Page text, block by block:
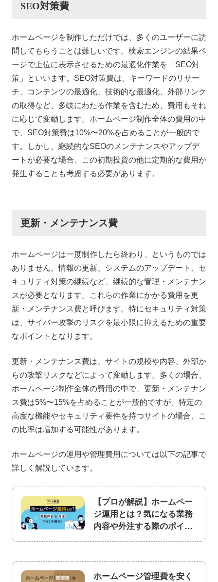
SEO対策費
ホームページを制作しただけでは、多くのユーザーに訪
問してもらうことは難しいです。検索エンジンの結果ペ
ージで上位に表示させるための最適化作業を「SEO対
策」といいます。SEO対策費は、キーワードのリサー
チ、コンテンツの最適化、技術的な最適化、外部リンク
の取得など、多岐にわたる作業を含むため、費用もそれ
に応じて変動します。ホームページ制作全体の費用の中
で、SEO対策費は10%〜20%を占めることが一般的で
す。しかし、継続的なSEOのメンテナンスやアップデ
ートが必要な場合、この初期投資の他に定期的な費用が
発生することも考慮する必要があります。
更新・メンテナンス費
ホームページは一度制作したら終わり、というものでは
ありません。情報の更新、システムのアップデート、セ
キュリティ対策の継続など、継続的な管理・メンテナン
スが必要となります。これらの作業にかかる費用を更
新・メンテナンス費と呼びます。特にセキュリティ対策
は、サイバー攻撃のリスクを最小限に抑えるための重要
なポイントとなります。
更新・メンテナンス費は、サイトの規模や内容、外部か
らの攻撃リスクなどによって変動します。多くの場合、
ホームページ制作全体の費用の中で、更新・メンテナン
ス費は5%〜15%を占めることが一般的ですが、特定の
高度な機能やセキュリティ要件を持つサイトの場合、こ
の比率は増加する可能性があります。
ホームページの運用や管理費用については以下の記事で
詳しく解説しています。
【プロが解説】ホームペー
ジ運用とは？気になる業務
内容や外注する際のポイン
ホームページ管理費を安く